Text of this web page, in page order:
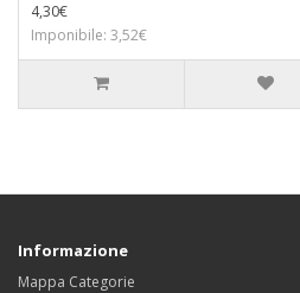
4,30€
Imponibile: 3,52€
Informazione
Mappa Categorie